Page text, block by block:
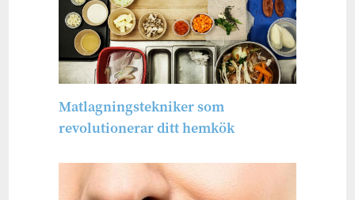
Matlagningstekniker som
revolutionerar ditt hemkök